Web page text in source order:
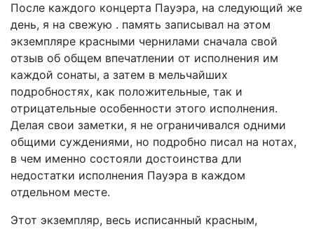
После каждого концерта Пауэра, на следующий же
день, я на свежую . память записывал на этом
экземпляре красными чернилами сначала свой
отзыв об общем впечатлении от исполнения им
каждой сонаты, а затем в мельчайших
подробностях, как положительные, так и
отрицательные особенности этого исполнения.
Делая свои заметки, я не ограничивался одними
общими суждениями, но подробно писал на нотах,
в чем именно состояли достоинства дли
недостатки исполнения Пауэра в каждом
отдельном месте.
Этот экземпляр, весь исписанный красным,